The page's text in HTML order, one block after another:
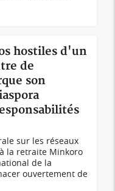
hostiles d'un
de
son
sur les réseaux
la retraite Minkoro
de la
ouvertement de